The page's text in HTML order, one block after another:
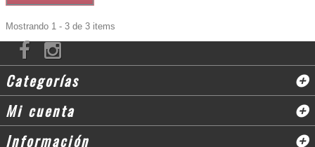
Mostrando 1 - 3 de 3 items
Categorías
Mi cuenta
Información